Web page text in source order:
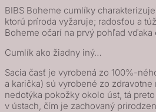
prírodného
kaučuku
2ks
-
1,
Cloud
/
BIBS Boheme cumlíky
ktorú príroda vyžaruje; radosťou a
Boheme očarí na prvý pohľad
Cumlík ako žiadny iný…
Sacia časť je vyrobená zo 100%-
a karička) sú vyrobené zo
nedotýka pokožky okolo úst, tá
v ústach, čím je zachovaný